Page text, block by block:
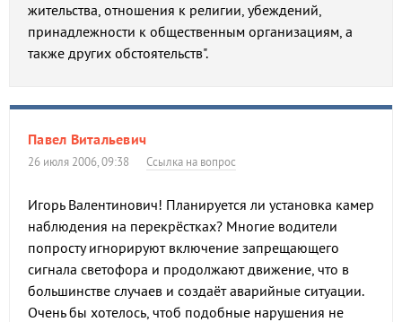
жительства, отношения к религии, убеждений,
принадлежности к общественным организациям, а
также других обстоятельств".
Павел Витальевич
26 июля 2006, 09:38 Ссылка на вопрос
Игорь Валентинович! Планируется ли установка камер
наблюдения на перекрёстках? Многие водители
попросту игнорируют включение запрещающего
сигнала светофора и продолжают движение, что в
большинстве случаев и создаёт аварийные ситуации.
Очень бы хотелось, чтоб подобные нарушения не